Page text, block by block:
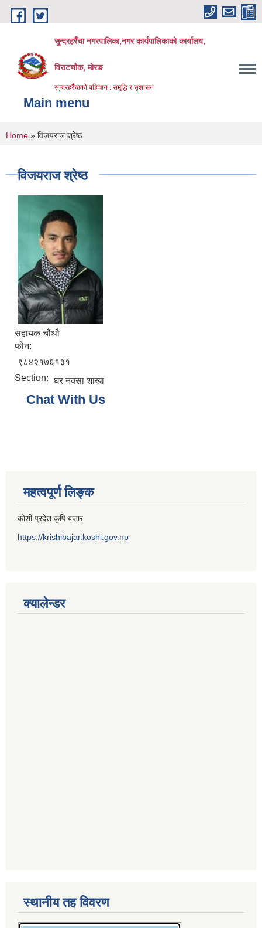
Skip to main content
सुन्दरहरैँचा नगरपालिका,नगर कार्यपालिकाको कार्यालय,
विराटचौक, मोरङ
सुन्दरहरैँचाको पहिचान : समृद्धि र सुशासन
Main menu
You are here
Home » विजयराज श्रेष्ठ
विजयराज श्रेष्ठ
सहायक चौथौ
फोन:
९८४२१७६१३१
Section: घर नक्सा शाखा
Chat With Us
महत्वपूर्ण लिङ्क
कोशी प्रदेश कृषि बजार
https://krishibajar.koshi.gov.np
क्यालेन्डर
स्थानीय तह विवरण